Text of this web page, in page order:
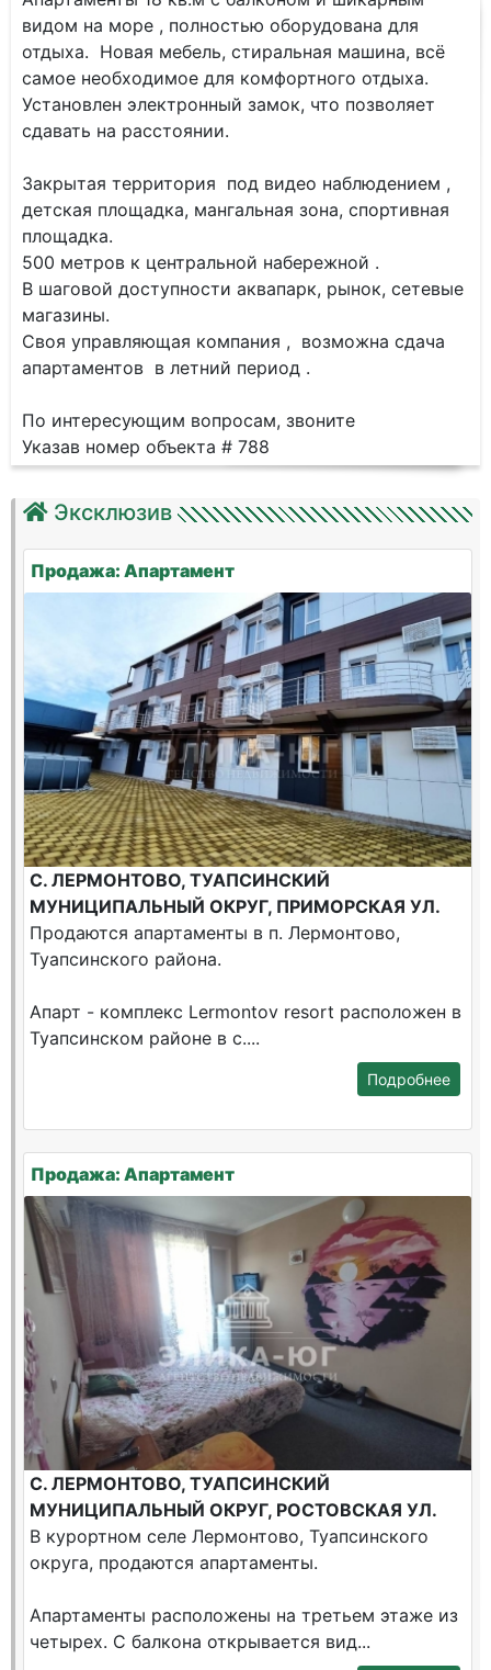
видом на море , полностью оборудована для
отдыха. Новая мебель, стиральная машина, всё
самое необходимое для комфортного отдыха.
Установлен электронный замок, что позволяет
сдавать на расстоянии.
Закрытая территория под видео наблюдением ,
детская площадка, мангальная зона, спортивная
площадка.
500 метров к центральной набережной .
В шаговой доступности аквапарк, рынок, сетевые
магазины.
Своя управляющая компания , возможна сдача
апартаментов в летний период .
По интересующим вопросам, звоните
Указав номер объекта # 788
Эксклюзив
Продажа: Апартамент
С. ЛЕРМОНТОВО, ТУАПСИНСКИЙ
МУНИЦИПАЛЬНЫЙ ОКРУГ, ПРИМОРСКАЯ УЛ.
Продаются апартаменты в п. Лермонтово,
Туапсинского района.
Апарт - комплекс Lermontov resort расположен в
Туапсинском районе в с....
Подробнее
Продажа: Апартамент
С. ЛЕРМОНТОВО, ТУАПСИНСКИЙ
МУНИЦИПАЛЬНЫЙ ОКРУГ, РОСТОВСКАЯ УЛ.
В курортном селе Лермонтово, Туапсинского
округа, продаются апартаменты.
Апартаменты расположены на третьем этаже из
четырех. С балкона открывается вид...